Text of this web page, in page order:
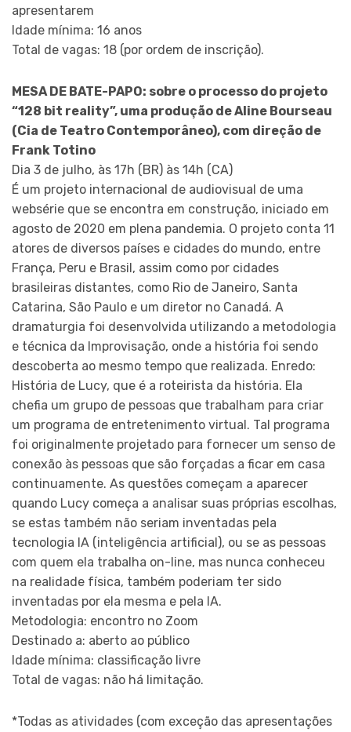
apresentarem
Idade mínima: 16 anos
Total de vagas: 18 (por ordem de inscrição).
MESA DE BATE-PAPO: sobre o processo do projeto
“128 bit reality”, uma produção de Aline Bourseau
(Cia de Teatro Contemporâneo), com direção de
Frank Totino
Dia 3 de julho, às 17h (BR) às 14h (CA)
É um projeto internacional de audiovisual de uma
websérie que se encontra em construção, iniciado em
agosto de 2020 em plena pandemia. O projeto conta 11
atores de diversos países e cidades do mundo, entre
França, Peru e Brasil, assim como por cidades
brasileiras distantes, como Rio de Janeiro, Santa
Catarina, São Paulo e um diretor no Canadá. A
dramaturgia foi desenvolvida utilizando a metodologia
e técnica da Improvisação, onde a história foi sendo
descoberta ao mesmo tempo que realizada. Enredo:
História de Lucy, que é a roteirista da história. Ela
chefia um grupo de pessoas que trabalham para criar
um programa de entretenimento virtual. Tal programa
foi originalmente projetado para fornecer um senso de
conexão às pessoas que são forçadas a ficar em casa
continuamente. As questões começam a aparecer
quando Lucy começa a analisar suas próprias escolhas,
se estas também não seriam inventadas pela
tecnologia IA (inteligência artificial), ou se as pessoas
com quem ela trabalha on-line, mas nunca conheceu
na realidade física, também poderiam ter sido
inventadas por ela mesma e pela IA.
Metodologia: encontro no Zoom
Destinado a: aberto ao público
Idade mínima: classificação livre
Total de vagas: não há limitação.
*Todas as atividades (com exceção das apresentações